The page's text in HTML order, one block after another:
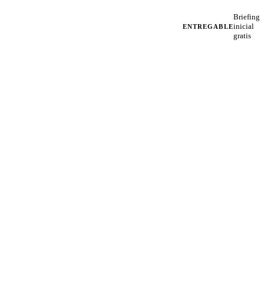
ENTREGABLE
Briefing
inicial
gratis